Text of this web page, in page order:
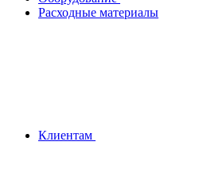
Расходные материалы
Клиентам